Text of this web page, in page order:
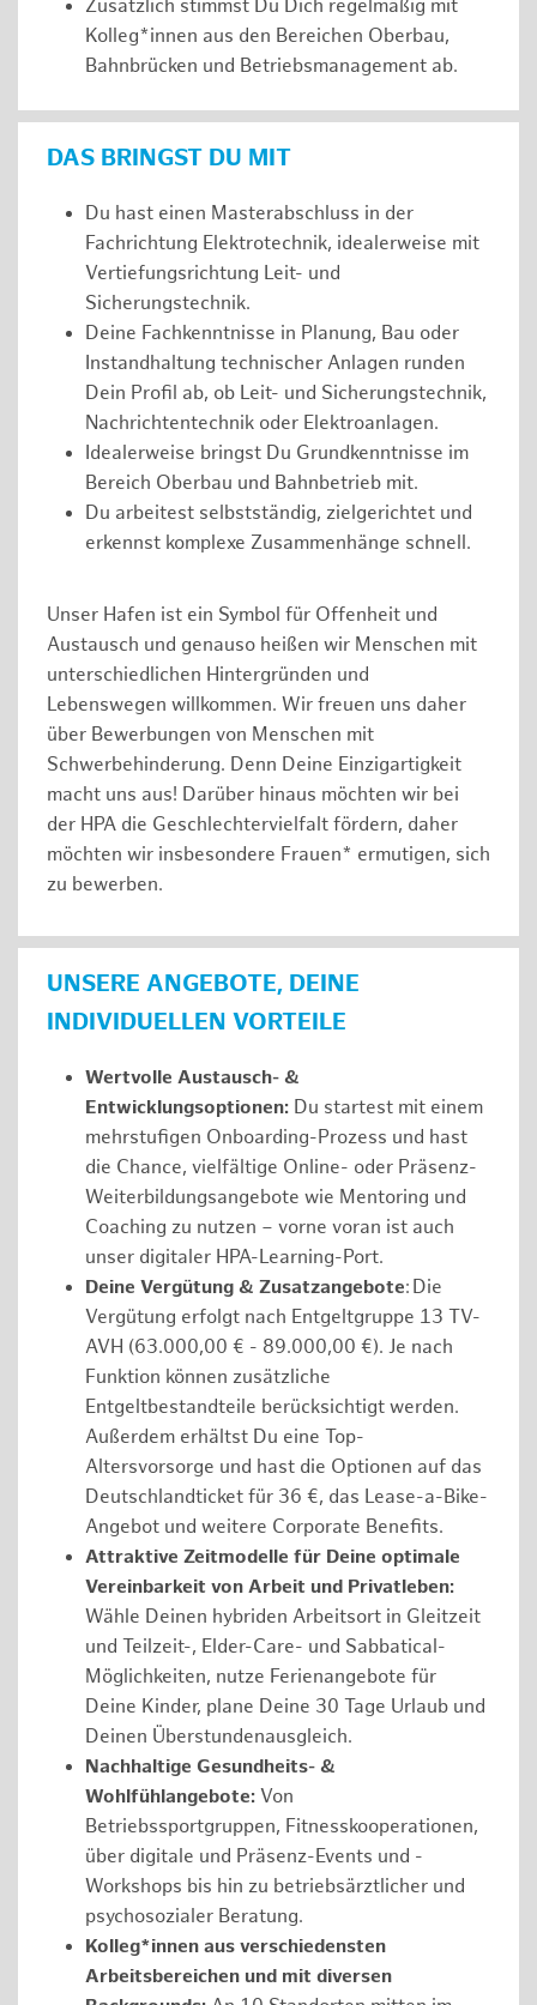
Zusätzlich stimmst Du Dich regelmäßig mit
Kolleg*innen aus den Bereichen Oberbau,
Bahnbrücken und Betriebsmanagement ab.
DAS BRINGST DU MIT
Du hast einen Masterabschluss in der
Fachrichtung Elektrotechnik, idealerweise mit
Vertiefungsrichtung Leit- und
Sicherungstechnik.
Deine Fachkenntnisse in Planung, Bau oder
Instandhaltung technischer Anlagen runden
Dein Profil ab, ob Leit- und Sicherungstechnik,
Nachrichtentechnik oder Elektroanlagen.
Idealerweise bringst Du Grundkenntnisse im
Bereich Oberbau und Bahnbetrieb mit.
Du arbeitest selbstständig, zielgerichtet und
erkennst komplexe Zusammenhänge schnell.
Unser Hafen ist ein Symbol für Offenheit und
Austausch und genauso heißen wir Menschen mit
unterschiedlichen Hintergründen und
Lebenswegen willkommen. Wir freuen uns daher
über Bewerbungen von Menschen mit
Schwerbehinderung. Denn Deine Einzigartigkeit
macht uns aus! Darüber hinaus möchten wir bei
der HPA die Geschlechtervielfalt fördern, daher
möchten wir insbesondere Frauen* ermutigen, sich
zu bewerben.
UNSERE ANGEBOTE, DEINE
INDIVIDUELLEN VORTEILE
Wertvolle Austausch- &
Entwicklungsoptionen: Du startest mit einem
mehrstufigen Onboarding-Prozess und hast
die Chance, vielfältige Online- oder Präsenz-
Weiterbildungsangebote wie Mentoring und
Coaching zu nutzen – vorne voran ist auch
unser digitaler HPA-Learning-Port.
Deine Vergütung & Zusatzangebote: Die
Vergütung erfolgt nach Entgeltgruppe 13 TV-
AVH (63.000,00 € - 89.000,00 €). Je nach
Funktion können zusätzliche
Entgeltbestandteile berücksichtigt werden.
Außerdem erhältst Du eine Top-
Altersvorsorge und hast die Optionen auf das
Deutschlandticket für 36 €, das Lease-a-Bike-
Angebot und weitere Corporate Benefits.
Attraktive Zeitmodelle für Deine optimale
Vereinbarkeit von Arbeit und Privatleben:
Wähle Deinen hybriden Arbeitsort in Gleitzeit
und Teilzeit-, Elder-Care- und Sabbatical-
Möglichkeiten, nutze Ferienangebote für
Deine Kinder, plane Deine 30 Tage Urlaub und
Deinen Überstundenausgleich.
Nachhaltige Gesundheits- &
Wohlfühlangebote: Von
Betriebssportgruppen, Fitnesskooperationen,
über digitale und Präsenz-Events und -
Workshops bis hin zu betriebsärztlicher und
psychosozialer Beratung.
Kolleg*innen aus verschiedensten
Arbeitsbereichen und mit diversen